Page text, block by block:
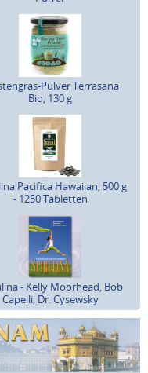
Pulver Terrasana
Bio, 130 g
Pacifica Hawaiian, 500 g
- 1250 Tabletten
- Kelly Moorhead, Bob
Capelli, Dr. Cysewsky